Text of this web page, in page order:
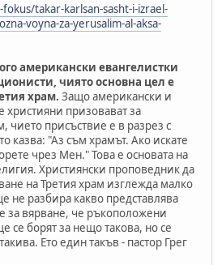
takar-karlsan-sasht-i-izrael-
voyna-za-yerusalim-al-aksa-
американски евангелистки
чиято основна цел е
храм. Защо американски и
християни призовават за
чието присъствие е в разрез с
казва: "Аз съм храмът. Ако искате
чрез Мен." Това е основата на
Християнски проповедник да
на Третия храм изглежда малко
не разбира какво представлява
за вярване, че ръкоположени
се борят за нещо такова, но се
Ето един такъв - пастор Грег